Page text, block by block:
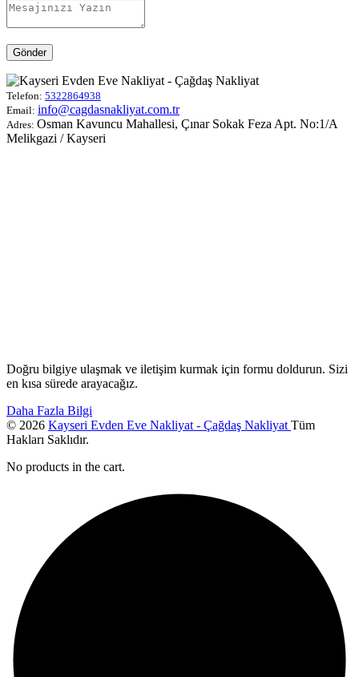
Gönder
Telefon: 5322864938
Email: info@cagdasnakliyat.com.tr
Adres: Osman Kavuncu Mahallesi, Çınar Sokak Feza Apt. No:1/A
Melikgazi / Kayseri
Doğru bilgiye ulaşmak ve iletişim kurmak için formu doldurun. Sizi
en kısa sürede arayacağız.
Daha Fazla Bilgi
© 2026 Kayseri Evden Eve Nakliyat - Çağdaş Nakliyat Tüm
Hakları Saklıdır.
No products in the cart.